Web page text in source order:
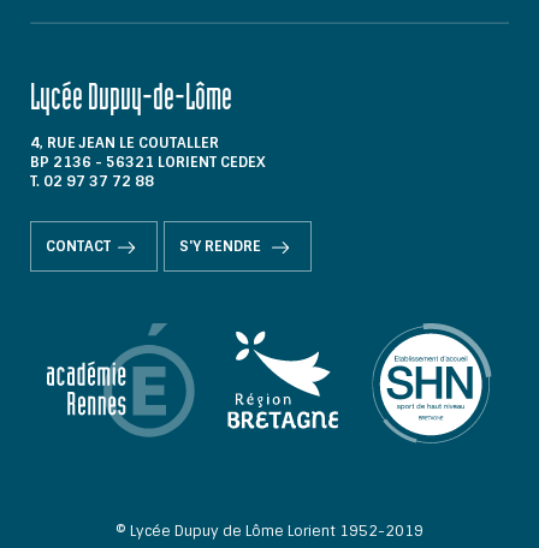
Lycée Dupuy-de-Lôme
4, RUE JEAN LE COUTALLER
BP 2136 - 56321 LORIENT CEDEX
T. 02 97 37 72 88
CONTACT S'Y RENDRE
© Lycée Dupuy de Lôme Lorient 1952-2019